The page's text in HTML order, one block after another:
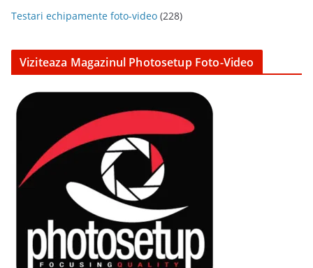
Testari echipamente foto-video (228)
Viziteaza Magazinul Photosetup Foto-Video